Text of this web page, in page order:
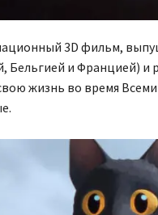
3D фильм,
Бельгией и Францией) и
жизнь во время